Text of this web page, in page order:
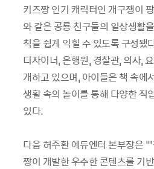
키즈짱 인기 캐릭터인 개구쟁이
와 같은 공룡 친구들의 일상생활
칙을 쉽게 익힐 수 있도록 구성됐
디자이너, 은행원, 경찰관, 의사,
개하고 있으며, 아이들은 책 속에
생활 속의 놀이를 통해 다양한 직
있다.
다음 허주환 에듀엔터 본부장은
짱이 개발한 우수한 콘텐츠를 기